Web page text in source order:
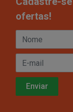
ofertas!